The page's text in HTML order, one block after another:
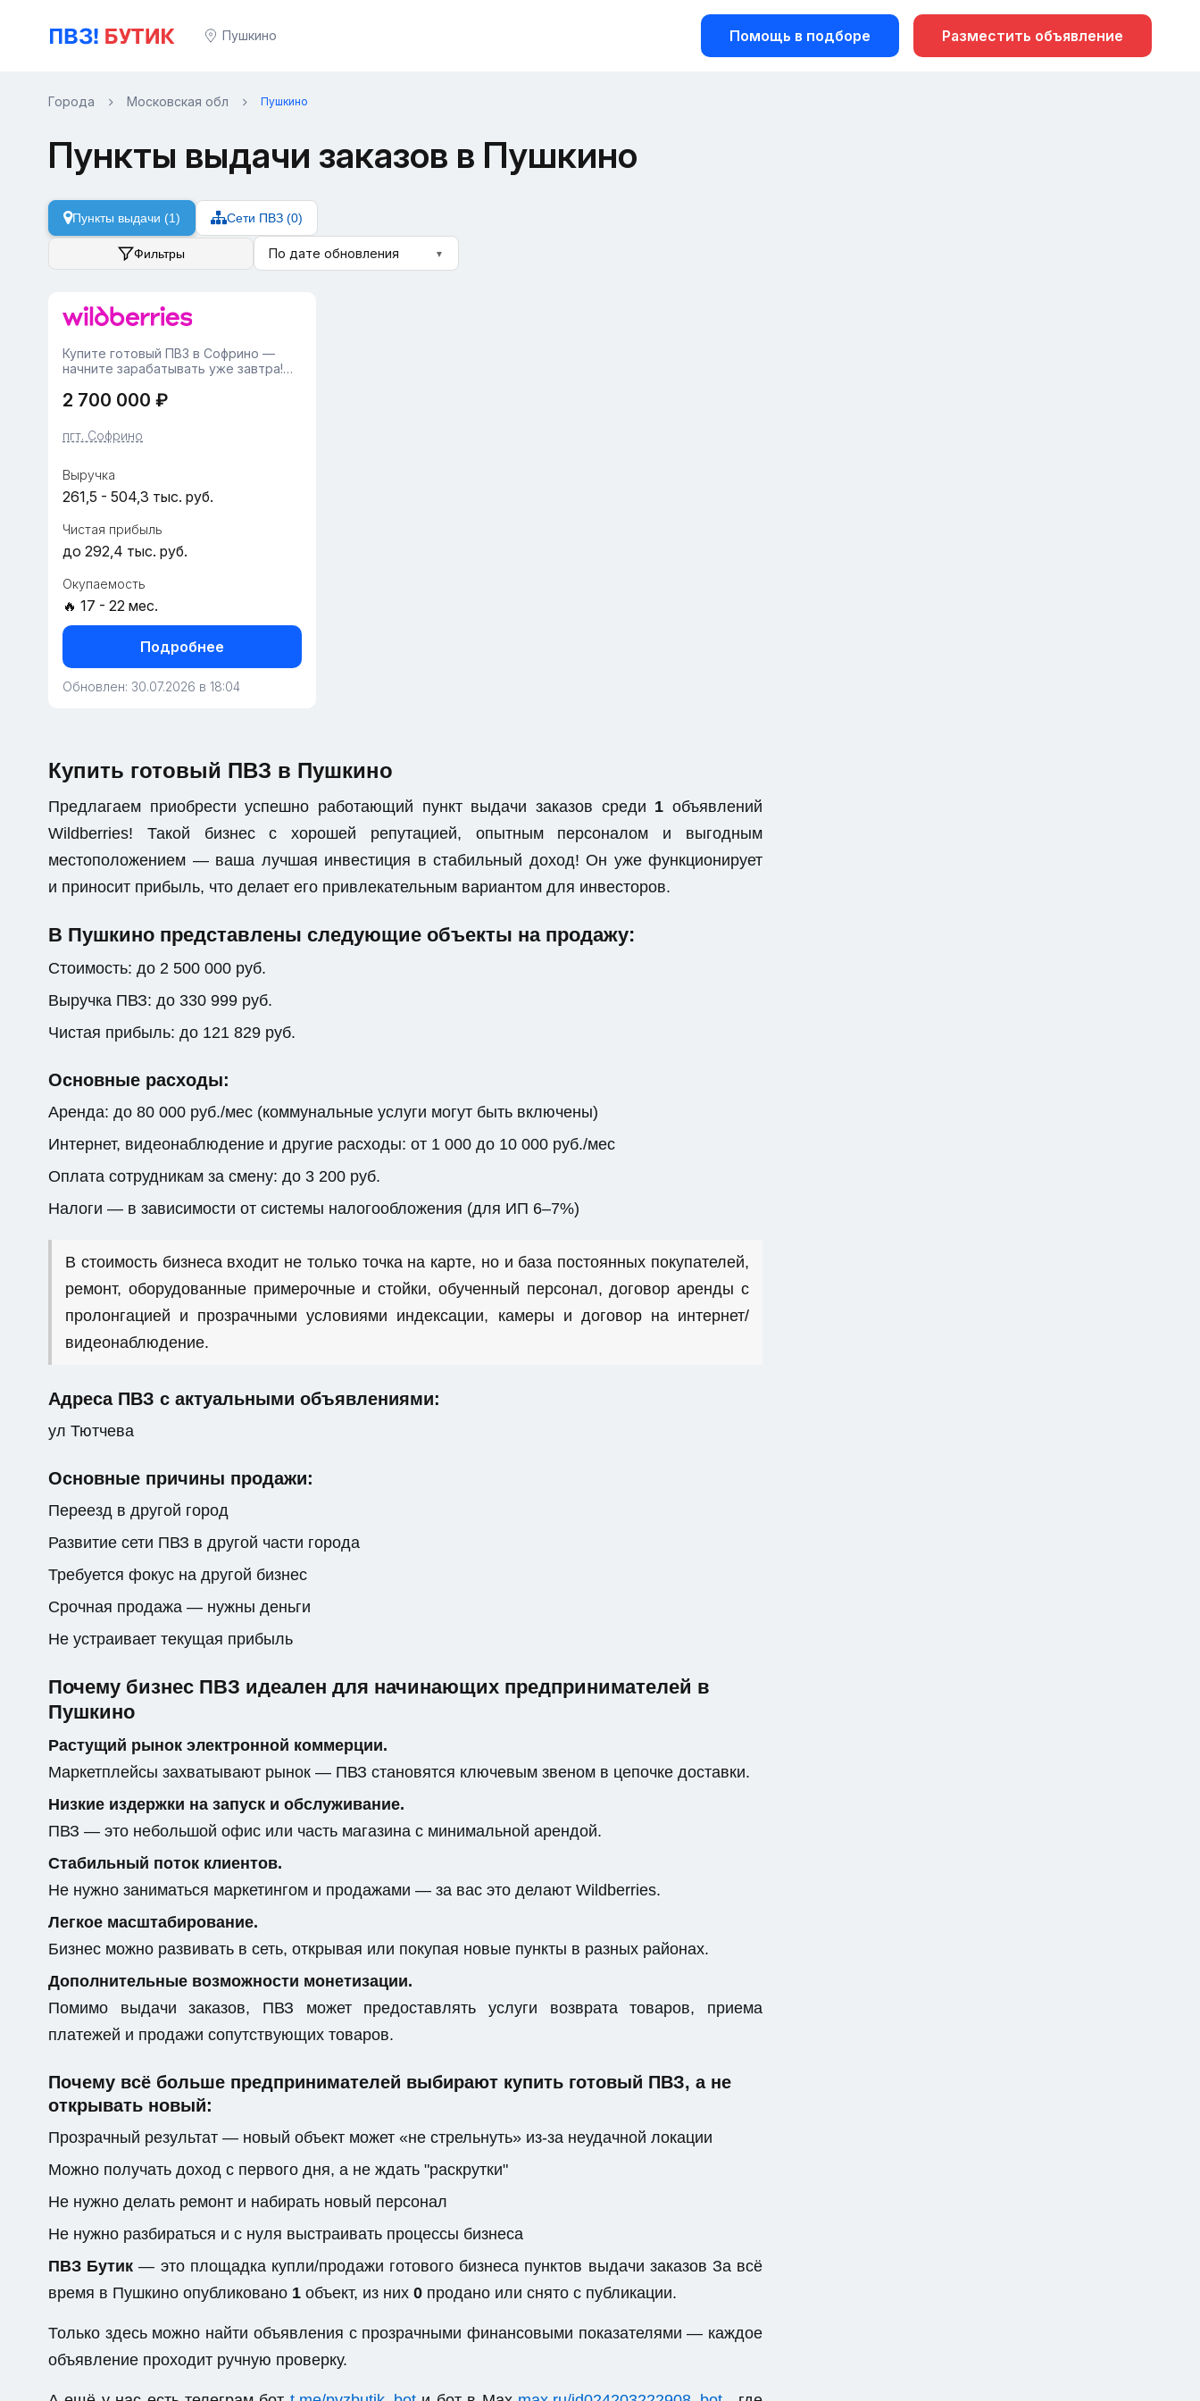
Пушкино Помощь в подборе Разместить объявление
Города Московская обл Пушкино
Пункты выдачи заказов в Пушкино
Пункты выдачи (1) Сети ПВЗ (0)
Фильтры По дате обновления ▼
Купите готовый ПВЗ в Софрино —
начните зарабатывать уже завтра!
действующий пункт выдачи заказов в
Бизнес полностью настроен,
укомплектован шт...
2 700 000 ₽
пгт. Софрино
Выручка
261,5 - 504,3 тыс. руб.
Чистая прибыль
до 292,4 тыс. руб.
Окупаемость
🔥 17 - 22 мес.
Подробнее
Обновлен: 30.07.2026 в 18:04
Купить готовый ПВЗ в Пушкино
Предлагаем приобрести успешно работающий пункт выдачи заказов среди 1 объявлений
Wildberries! Такой бизнес с хорошей репутацией, опытным персоналом и выгодным
местоположением — ваша лучшая инвестиция в стабильный доход! Он уже функционирует
и приносит прибыль, что делает его привлекательным вариантом для инвесторов.
В Пушкино представлены следующие объекты на продажу:
Стоимость: до 2 500 000 руб.
Выручка ПВЗ: до 330 999 руб.
Чистая прибыль: до 121 829 руб.
Основные расходы:
Аренда: до 80 000 руб./мес (коммунальные услуги могут быть включены)
Интернет, видеонаблюдение и другие расходы: от 1 000 до 10 000 руб./мес
Оплата сотрудникам за смену: до 3 200 руб.
Налоги — в зависимости от системы налогообложения (для ИП 6–7%)
В стоимость бизнеса входит не только точка на карте, но и база постоянных покупателей,
ремонт, оборудованные примерочные и стойки, обученный персонал, договор аренды с
пролонгацией и прозрачными условиями индексации, камеры и договор на интернет/
видеонаблюдение.
Адреса ПВЗ с актуальными объявлениями:
ул Тютчева
Основные причины продажи:
Переезд в другой город
Развитие сети ПВЗ в другой части города
Требуется фокус на другой бизнес
Срочная продажа — нужны деньги
Не устраивает текущая прибыль
Почему бизнес ПВЗ идеален для начинающих предпринимателей в
Пушкино
Растущий рынок электронной коммерции.
Маркетплейсы захватывают рынок — ПВЗ становятся ключевым звеном в цепочке доставки.
Низкие издержки на запуск и обслуживание.
ПВЗ — это небольшой офис или часть магазина с минимальной арендой.
Стабильный поток клиентов.
Не нужно заниматься маркетингом и продажами — за вас это делают Wildberries.
Легкое масштабирование.
Бизнес можно развивать в сеть, открывая или покупая новые пункты в разных районах.
Дополнительные возможности монетизации.
Помимо выдачи заказов, ПВЗ может предоставлять услуги возврата товаров, приема
платежей и продажи сопутствующих товаров.
Почему всё больше предпринимателей выбирают купить готовый ПВЗ, а не
открывать новый:
Прозрачный результат — новый объект может «не стрельнуть» из-за неудачной локации
Можно получать доход с первого дня, а не ждать "раскрутки"
Не нужно делать ремонт и набирать новый персонал
Не нужно разбираться и с нуля выстраивать процессы бизнеса
ПВЗ Бутик — это площадка купли/продажи готового бизнеса пунктов выдачи заказов За всё
время в Пушкино опубликовано 1 объект, из них 0 продано или снято с публикации.
Только здесь можно найти объявления с прозрачными финансовыми показателями — каждое
объявление проходит ручную проверку.